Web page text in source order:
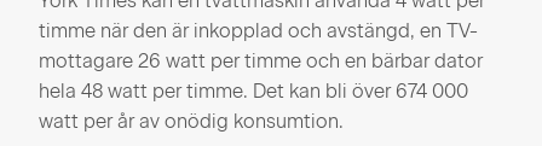
timme när den är inkopplad och avstängd, en TV-
mottagare 26 watt per timme och en bärbar dator
hela 48 watt per timme. Det kan bli över 674 000
watt per år av onödig konsumtion.